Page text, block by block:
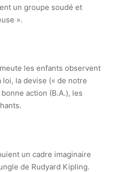
un groupe soudé et
».
les enfants observent
la devise (« de notre
action (B.A.), les
un cadre imaginaire
de Rudyard Kipling.